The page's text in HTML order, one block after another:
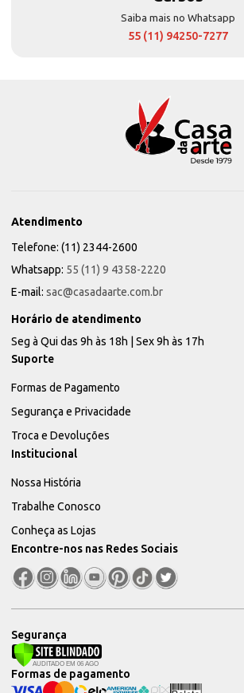
Saiba mais no Whatsapp
55 (11) 94250-7277
Atendimento
Telefone: (11) 2344-2600
Whatsapp: 55 (11) 9 4358-2220
E-mail: sac@casadaarte.com.br
Horário de atendimento
Seg à Qui das 9h às 18h | Sex 9h às 17h
Suporte
Formas de Pagamento
Segurança e Privacidade
Troca e Devoluções
Institucional
Nossa História
Trabalhe Conosco
Conheça as Lojas
Encontre-nos nas Redes Sociais
Segurança
Formas de pagamento